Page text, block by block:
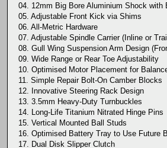
04. 12mm Big Bore Aluminium Shock with
05. Adjustable Front Kick via Shims
06. All-Metric Hardware
07. Adjustable Spindle Carrier (Inline or
08. Gull Wing Suspension Arm Design
09. Wide Range or Rear Toe Adjustability
10. Optimised Motor Placement for
11. Simple Repair Bolt-On Camber Blocks
12. Innovative Steering Rack Design
13. 3.5mm Heavy-Duty Turnbuckles
14. Long-Life Titanium Nitrated Hinge Pins
15. Vertical Mounted Ball Studs
16. Optimised Battery Tray to Use Future
17. Dual Disk Slipper Clutch